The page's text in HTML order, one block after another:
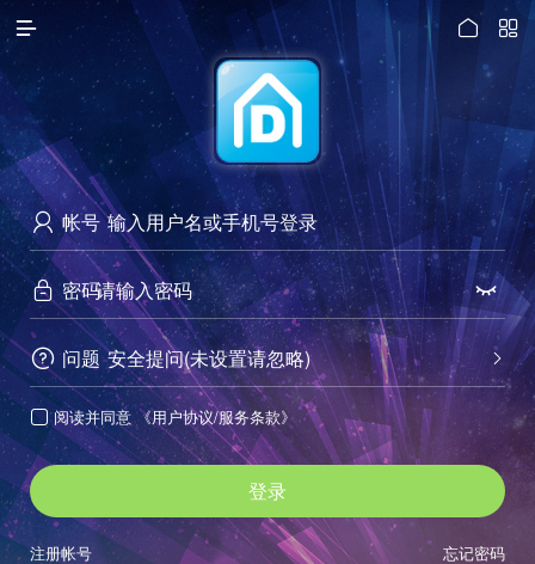

访问电脑版
 

 帐号
 密码 
 问题 
安全提问(未设置请忽略)
 阅读并同意 《用户协议/服务条款》
登录
忘记密码
注册帐号